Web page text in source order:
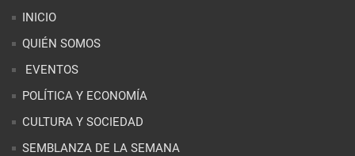
INICIO
QUIÉN SOMOS
EVENTOS
POLÍTICA Y ECONOMÍA
CULTURA Y SOCIEDAD
SEMBLANZA DE LA SEMANA